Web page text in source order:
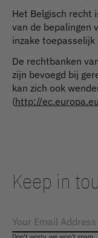
Het Belgisch recht
van de bepalingen
inzake toepasselijk
De rechtbanken
zijn bevoegd bij
kan zich ook
(http://
Keep in